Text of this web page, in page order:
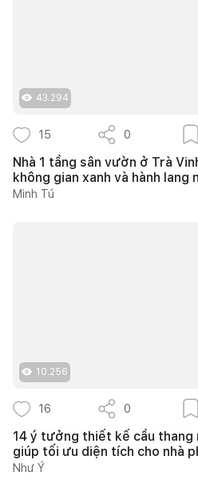
43.294
15 0
Nhà 1 tầng sân vườn ở Trà
không gian xanh và hành lang
Minh Tú
10.256
16 0
14 ý tưởng thiết kế cầu
giúp tối ưu diện tích cho nhà
Như Ý